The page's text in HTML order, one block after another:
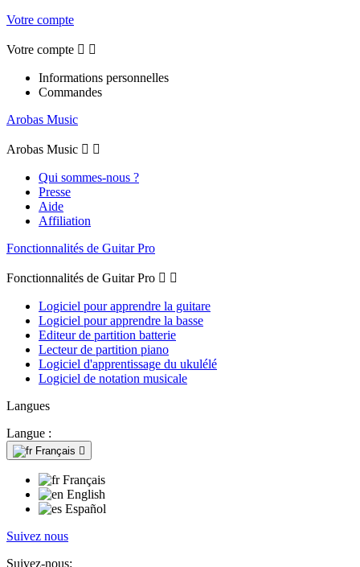
Votre compte
Votre compte  
Informations personnelles
Commandes
Arobas Music
Arobas Music  
Qui sommes-nous ?
Presse
Aide
Affiliation
Fonctionnalités de Guitar Pro
Fonctionnalités de Guitar Pro  
Logiciel pour apprendre la guitare
Logiciel pour apprendre la basse
Editeur de partition batterie
Lecteur de partition piano
Logiciel d'apprentissage du ukulélé
Logiciel de notation musicale
Langues
Langue :
Français 
Français
English
Español
Suivez nous
Suivez-nous: